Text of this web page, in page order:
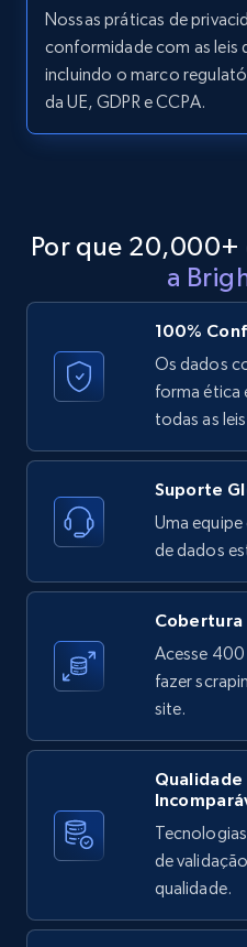
LinkedIn posts -
URL
11.3K+ 1.5K+
LinkedIn posts -
company URL
URL, ID, User id, Use url,
text, Date posted, and
11.3K+
X (formerly Twitter) -
ID, User posted, Name,
posted, Photos, URL,
X (formerly Twitter) -
Twitter posts URLs
ID, User posted, Name,
posted, Photos, URL,
Nossas práticas de
conformidade com as leis
incluindo o marco
da UE, GDPR e CCPA.
Por que 20,000+
a
100%
Os dados
forma ética
todas as
Suporte
Uma
de dados
Cobertura
Acesse 400
fazer
site.
Qualidade
de
qualidade.